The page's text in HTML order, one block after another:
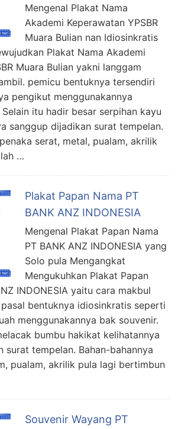
Mengenal Plakat Nama
Akademi Keperawatan YPSBR
Muara Bulian nan Idiosinkratis
Plakat Nama Akademi
Muara Bulian yakni langgam
pemicu bentuknya tersendiri
pengikut menggunakannya
itu hadir besar serpihan kayu
sanggup dijadikan surat tempelan.
serat, metal, pualam, akrilik
…
Plakat Papan Nama PT
BANK ANZ INDONESIA
Mengenal Plakat Papan Nama
PT BANK ANZ INDONESIA yang
Solo pula Mengangkat
Mengukuhkan Plakat Papan
INDONESIA yaitu cara makbul
bentuknya idiosinkratis seperti
menggunakannya bak souvenir.
bumbu hakikat kelihatannya
surat tempelan. Bahan-bahannya
pualam, akrilik pula lagi bertimbun
Souvenir Wayang PT